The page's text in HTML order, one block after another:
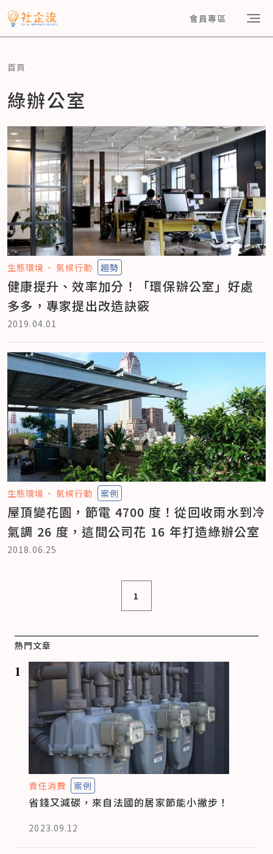
會員專區
首頁
綠辦公室
生態環境 氣候行動 趨勢
健康提升、效率加分！「環保辦公室」好處
多多，專家提出改造訣竅
2019.04.01
生態環境 氣候行動 案例
屋頂變花園，節電 4700 度！從回收雨水到冷
氣調 26 度，這間公司花 16 年打造綠辦公室
2018.06.25
1
熱門文章
1
責任消費 案例
省錢又減碳，來自法國的居家節能小撇步！
2023.09.12